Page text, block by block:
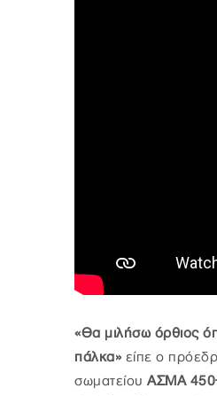
«Θα μιλήσω όρθιος
πάλκα» είπε ο
σωματείου ΑΣΜΑ